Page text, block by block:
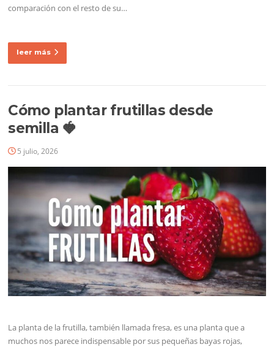
comparación con el resto de su…
leer más
Cómo plantar frutillas desde
semilla 🍓
5 julio, 2026
La planta de la frutilla, también llamada fresa, es una planta que a
muchos nos parece indispensable por sus pequeñas bayas rojas,